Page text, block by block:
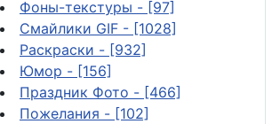
Фоны-текстуры - [97]
Смайлики GIF - [1028]
Раскраски - [932]
Юмор - [156]
Праздник Фото - [466]
Пожелания - [102]